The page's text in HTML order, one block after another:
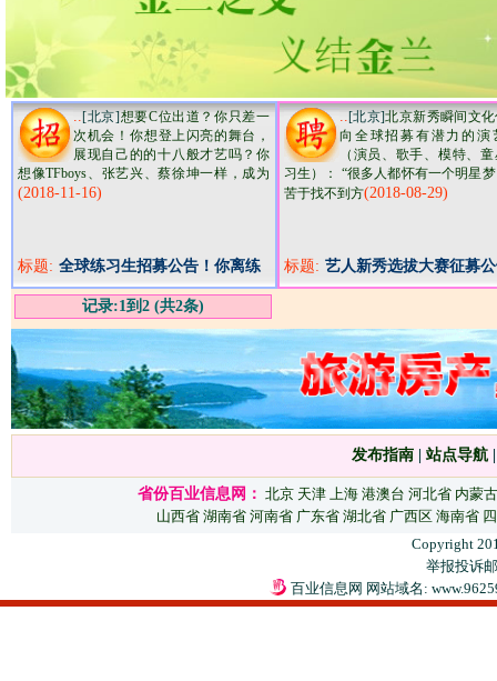
..[北京]想要C位出道？你只差一
次机会！ ​​你想登上闪亮的舞台，
展现自己的的十八般才艺吗？你
想像TFboys、张艺兴、蔡徐坤一样，成为
(2018-11-16)
标题: 全球练习生招募公告！你离练
习生C位出道只差一个机会！
..[北京]北京新秀瞬间文
向全球招募有潜力的演
（演员、歌手、模特、
习生）： “很多人都怀有一个明星
苦于找不到方(2018-08-29)
标题: 艺人新秀选拔大赛征募
记录:1到2 (共2条)
发布指南 站点导航
省份百业信息网： 北京 天津 上海 港澳台 河北省 内蒙古
山西省 湖南省 河南省 广东省 湖北省 广西区 海南省
Copyright
举报投诉
百业信息网 网站域名: